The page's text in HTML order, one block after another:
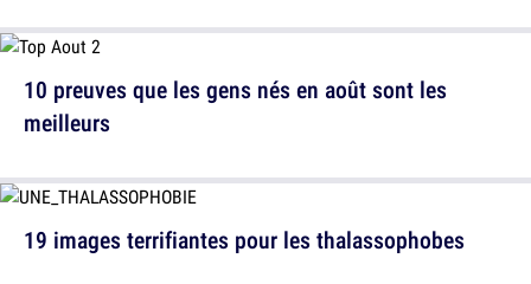
10 preuves que les gens nés en août sont les
meilleurs
19 images terrifiantes pour les thalassophobes